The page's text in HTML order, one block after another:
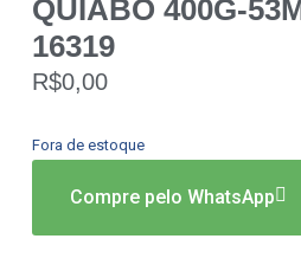
QUIABO 400G-
16319
R$0,00
Fora de estoque
Compre pelo WhatsApp